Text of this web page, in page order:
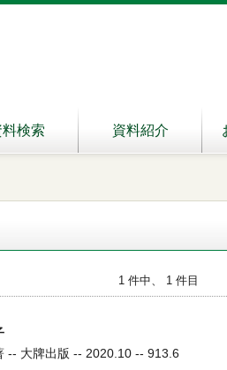
料検索 資料紹介
1 件中、 1 件目
大牌出版 -- 2020.10 -- 913.6